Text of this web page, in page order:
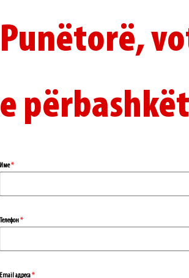
Punëtorë,
e
Име*
Телефон*
Еmail адреса*